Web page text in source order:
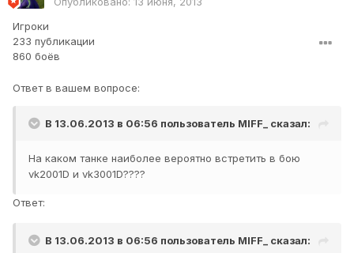
Игроки
233 публикации
860 боёв
Ответ в вашем вопросе:
В 13.06.2013 в 06:56 пользователь MIFF_ сказал:
На каком танке наиболее вероятно встретить в бою
vk2001D и vk3001D????
Ответ:
В 13.06.2013 в 06:56 пользователь MIFF_ сказал: